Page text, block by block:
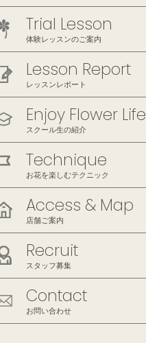
Trial Lesson
体験レッスンのご案内
Lesson Report
レッスンレポート
Enjoy Flower Life
スクール生の紹介
Technique
お花を楽しむテクニック
Access & Map
店舗ご案内
Recruit
スタッフ募集
Contact
お問い合わせ